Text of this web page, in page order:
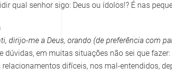
qual senhor sigo: Deus ou ídolos!? É nas
dirijo-me a Deus, orando (de preferência com
dúvidas, em muitas situações não sei que
relacionamentos difíceis, nos mal-entendidos,